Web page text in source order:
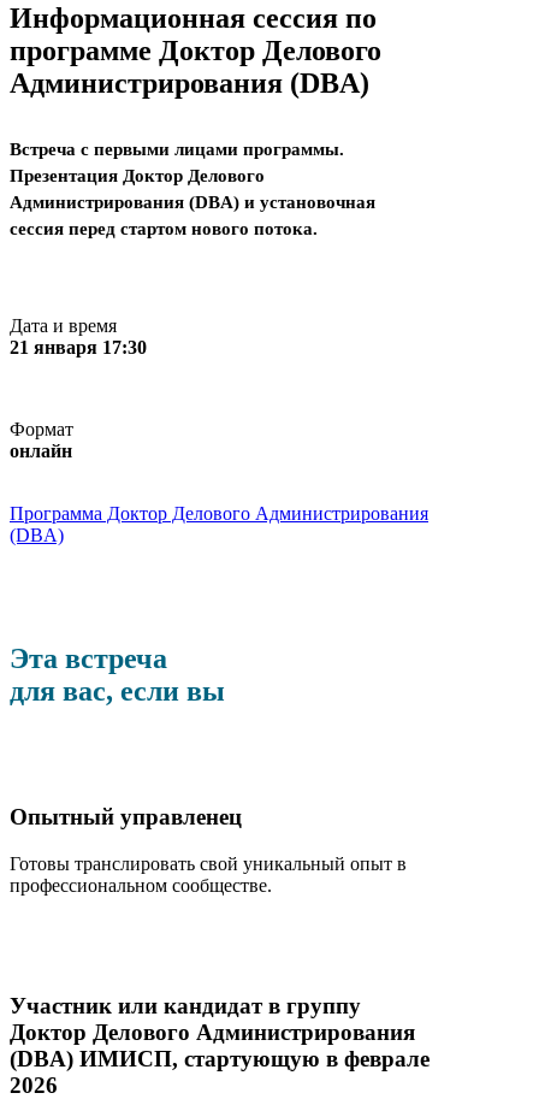
Информационная сессия по
программе Доктор Делового
Администрирования (DBA)
Встреча с первыми лицами программы.
Презентация Доктор Делового
Администрирования (DBA) и установочная
сессия перед стартом нового потока.
Дата и время
21 января 17:30
Формат
онлайн
Программа Доктор Делового Администрирования
(DBA)
Эта встреча
для вас, если вы
Опытный управленец
Готовы транслировать свой уникальный опыт в
профессиональном сообществе.
Участник или кандидат в группу
Доктор Делового Администрирования
(DBA) ИМИСП, стартующую в феврале
2026